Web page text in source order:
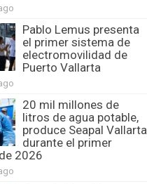
Pablo Lemus presenta
el primer sistema de
electromovilidad de
Puerto Vallarta
20 mil millones de
litros de agua potable,
produce Seapal Vallarta
durante el primer
2026